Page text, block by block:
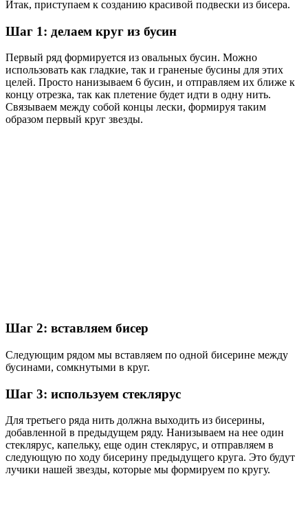
Итак, приступаем к созданию красивой подвески из бисера.
Шаг 1: делаем круг из бусин
Первый ряд формируется из овальных бусин. Можно
использовать как гладкие, так и граненые бусины для этих
целей. Просто нанизываем 6 бусин, и отправляем их ближе к
концу отрезка, так как плетение будет идти в одну нить.
Связываем между собой концы лески, формируя таким
образом первый круг звезды.
Шаг 2: вставляем бисер
Следующим рядом мы вставляем по одной бисерине между
бусинами, сомкнутыми в круг.
Шаг 3: используем стеклярус
Для третьего ряда нить должна выходить из бисерины,
добавленной в предыдущем ряду. Нанизываем на нее один
стеклярус, капельку, еще один стеклярус, и отправляем в
следующую по ходу бисерину предыдущего круга. Это будут
лучики нашей звезды, которые мы формируем по кругу.